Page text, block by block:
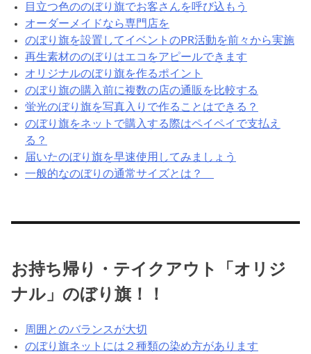
目立つ色ののぼり旗でお客さんを呼び込もう
オーダーメイドなら専門店を
のぼり旗を設置してイベントのPR活動を前々から実施
再生素材ののぼりはエコをアピールできます
オリジナルのぼり旗を作るポイント
のぼり旗の購入前に複数の店の通販を比較する
蛍光のぼり旗を写真入りで作ることはできる？
のぼり旗をネットで購入する際はペイペイで支払え
る？
届いたのぼり旗を早速使用してみましょう
一般的なのぼりの通常サイズとは？
お持ち帰り・テイクアウト「オリジ
ナル」のぼり旗！！
周囲とのバランスが大切
のぼり旗ネットには２種類の染め方があります